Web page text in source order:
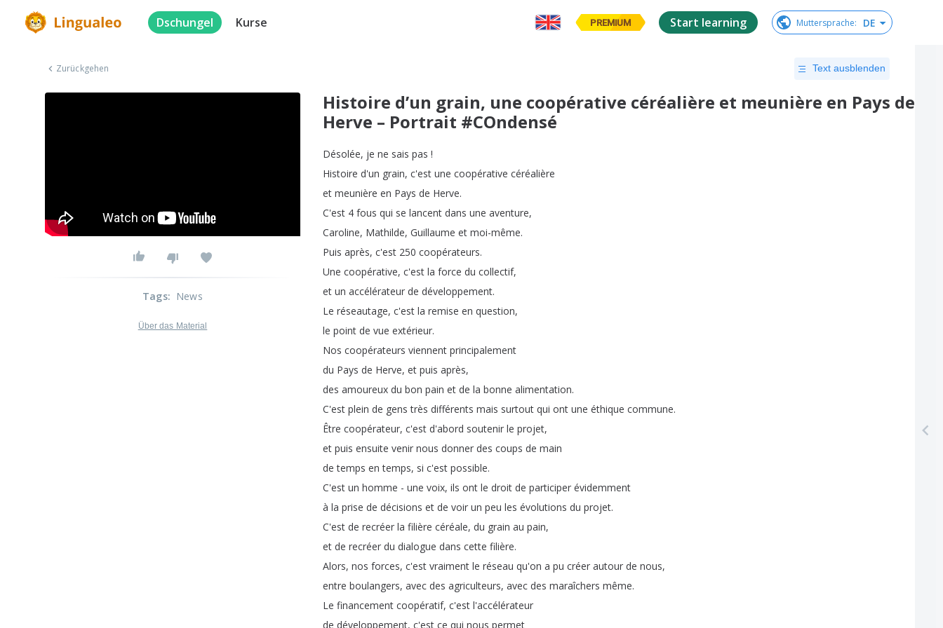
Dschungel Kurse PREMIUM Start learning Muttersprache: DE
Zurückgehen Text ausblenden
Histoire d’un grain, une coopérative céréalière et meunière en Pays de
Herve – Portrait #COndensé
Désolée, je ne sais pas !
Histoire d'un grain, c'est une coopérative céréalière
et meunière en Pays de Herve.
C'est 4 fous qui se lancent dans une aventure,
Caroline, Mathilde, Guillaume et moi-même.
Puis après, c'est 250 coopérateurs.
Une coopérative, c'est la force du collectif,
et un accélérateur de développement.
Le réseautage, c'est la remise en question,
le point de vue extérieur.
Nos coopérateurs viennent principalement
du Pays de Herve, et puis après,
des amoureux du bon pain et de la bonne alimentation.
C'est plein de gens très différents mais surtout qui ont une éthique commune.
Être coopérateur, c'est d'abord soutenir le projet,
et puis ensuite venir nous donner des coups de main
de temps en temps, si c'est possible.
C'est un homme - une voix, ils ont le droit de participer évidemment
à la prise de décisions et de voir un peu les évolutions du projet.
C'est de recréer la filière céréale, du grain au pain,
et de recréer du dialogue dans cette filière.
Alors, nos forces, c'est vraiment le réseau qu'on a pu créer autour de nous,
entre boulangers, avec des agriculteurs, avec des maraîchers même.
Le financement coopératif, c'est l'accélérateur
de développement, c'est ce qui nous permet
Tags: News
Über das Material